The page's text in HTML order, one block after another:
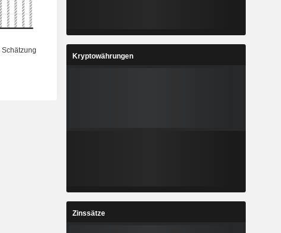
Kryptowährungen
Zinssätze